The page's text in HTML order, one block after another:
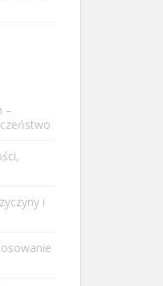
–
i